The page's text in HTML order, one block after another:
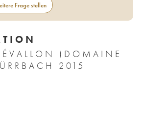
Frage stellen
(DOMAINE
2015